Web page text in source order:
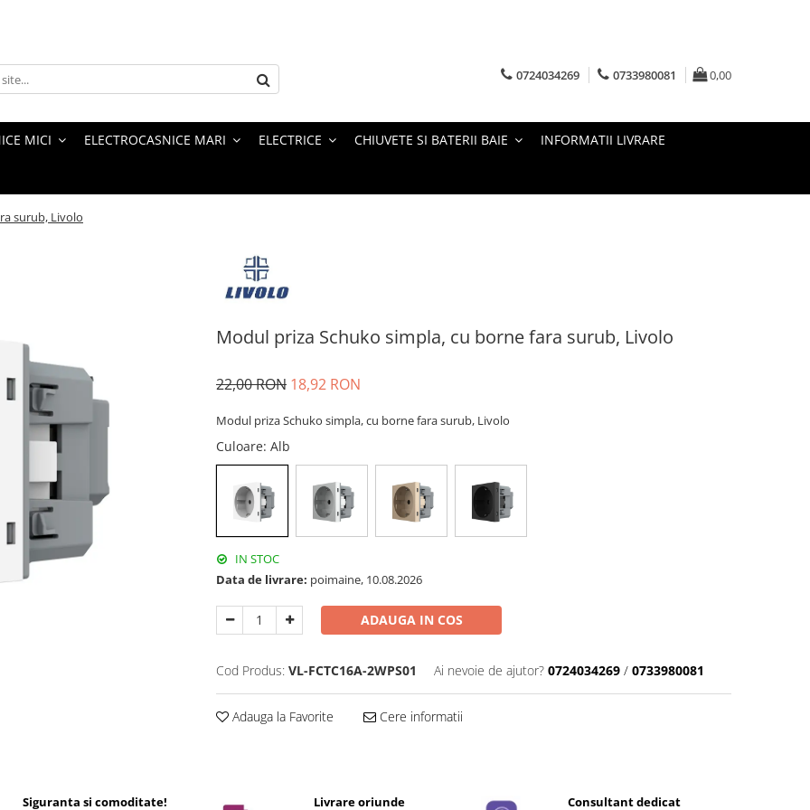
0724034269 0733980081 0,00
MICI ELECTROCASNICE MARI ELECTRICE CHIUVETE SI BATERII BAIE INFORMATII LIVRARE
surub, Livolo
Modul priza Schuko simpla, cu borne fara surub, Livolo
22,00 RON 18,92 RON
Modul priza Schuko simpla, cu borne fara surub, Livolo
Culoare: Alb
IN STOC
Data de livrare: poimaine, 10.08.2026
ADAUGA IN COS
Cod Produs: VL-FCTC16A-2WPS01 Ai nevoie de ajutor? 0724034269 / 0733980081
Adauga la Favorite Cere informatii
Siguranta si comoditate! Livrare oriunde Consultant dedicat